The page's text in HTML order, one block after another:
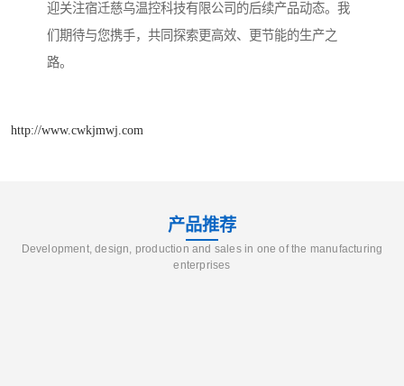
迎关注宿迁慈乌温控科技有限公司的后续产品动态。我
们期待与您携手，共同探索更高效、更节能的生产之
路。
http://www.cwkjmwj.com
产品推荐
Development, design, production and sales in one of the manufacturing
enterprises